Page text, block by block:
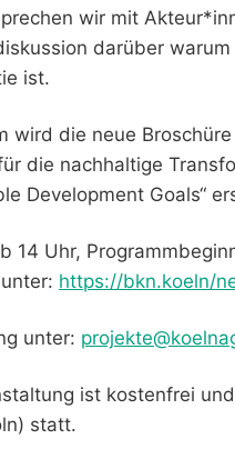
wir mit
darüber
ist.
wird die neue
die nachhaltige
Development Goals“
14 Uhr,
https://bkn.koeln/
unter:
ist kostenfrei
statt.